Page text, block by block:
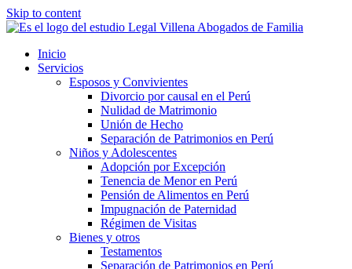
Skip to content
Inicio
Servicios
Esposos y Convivientes
Divorcio por causal en el Perú
Nulidad de Matrimonio
Unión de Hecho
Separación de Patrimonios en Perú
Niños y Adolescentes
Adopción por Excepción
Tenencia de Menor en Perú
Pensión de Alimentos en Perú
Impugnación de Paternidad
Régimen de Visitas
Bienes y otros
Testamentos
Separación de Patrimonios en Perú